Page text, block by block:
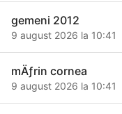
gemeni 2012
9 august 2026 la 10:41
mÄƒrin cornea
9 august 2026 la 10:41